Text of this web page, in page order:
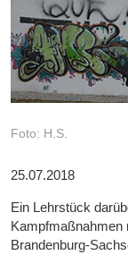
Foto: H.S.
25.07.2018
Ein Lehrstück
Kampfmaßnahmen
Brandenburg-